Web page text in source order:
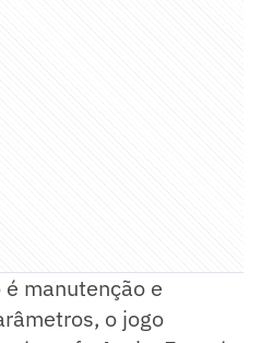
manutenção e
o jogo